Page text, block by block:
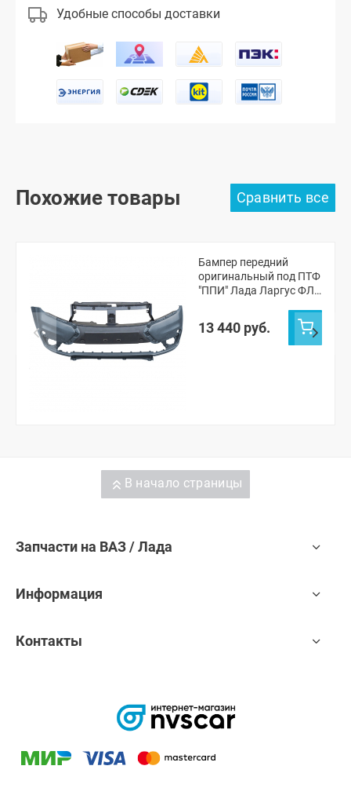
Удобные способы доставки
Похожие товары
Бампер передний
оригинальный под ПТФ
"ППИ" Лада Ларгус ФЛ
13 440 руб.
В начало страницы
Запчасти на ВАЗ / Лада
Информация
Контакты